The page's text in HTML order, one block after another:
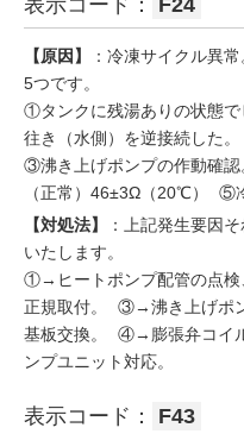
【原因】
：冷凍サイクル異
5つです。
①タンクに残湯ありの状態で
往き（水側）を逆接続した
③沸き上げポンプの作動確
（正常）46±3Ω（20℃） ⑤
【対処法】
：上記発生要因
いたします。
①→ヒートポンプ配管の点
正規取付。 ③→沸き上げポ
基板交換。 ④→膨張弁コイ
ンプユニット対応。
表示コード： F43